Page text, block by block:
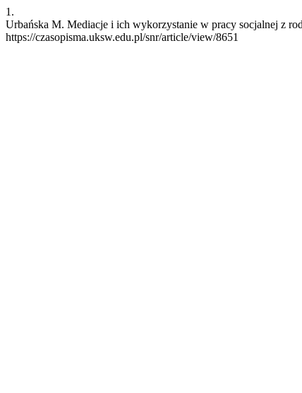
1.
Urbańska M. Mediacje i ich wykorzystanie w pracy socjalnej z
https://czasopisma.uksw.edu.pl/snr/article/view/8651